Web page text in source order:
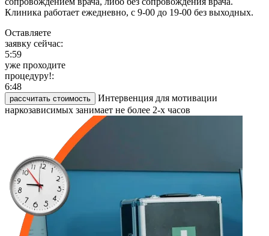
Клиника работает ежедневно, с 9-00 до 19-00 без выходных.
Оставляете
заявку сейчас:
5:59
уже проходите
процедуру!:
6:48
рассчитать стоимость
Интервенция для мотивации
наркозависимых занимает не более 2-х часов